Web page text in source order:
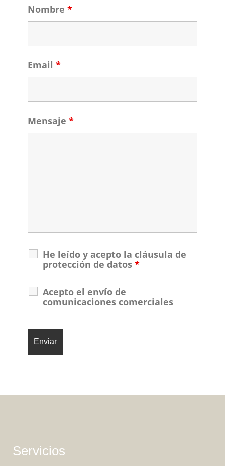
Nombre *
Email *
Mensaje *
He leído y acepto la cláusula de
protección de datos *
Acepto el envío de
comunicaciones comerciales
Servicios